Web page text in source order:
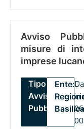
Avviso
misure di
imprese
Tipo:
Avviso
Pubblico
Ente: